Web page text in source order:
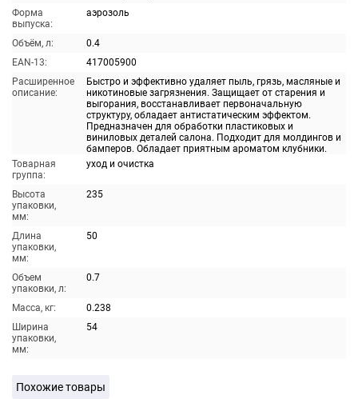
Форма
выпуска:
аэрозоль
Объём, л:
0.4
EAN-13:
417005900
Расширенное
описание:
Быстро и эффективно удаляет пыль, грязь, масляные и
никотиновые загрязнения. Защищает от старения и
выгорания, восстанавливает первоначальную
структуру, обладает антистатическим эффектом.
Предназначен для обработки пластиковых и
виниловых деталей салона. Подходит для молдингов и
бамперов. Обладает приятным ароматом клубники.
Товарная
группа:
уход и очистка
Высота
упаковки,
мм:
235
Длина
упаковки,
мм:
50
Объем
упаковки, л:
0.7
Масса, кг:
0.238
Ширина
упаковки,
мм:
54
Похожие товары